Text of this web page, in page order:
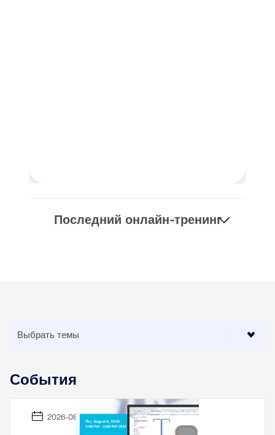
Последний онлайн-тренинг
События
2026-08-06